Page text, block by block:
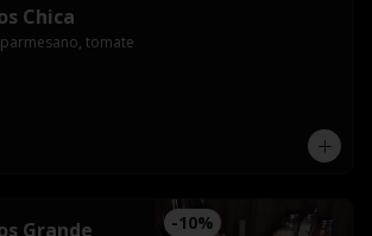
Chica
tomate
-10%
Grande